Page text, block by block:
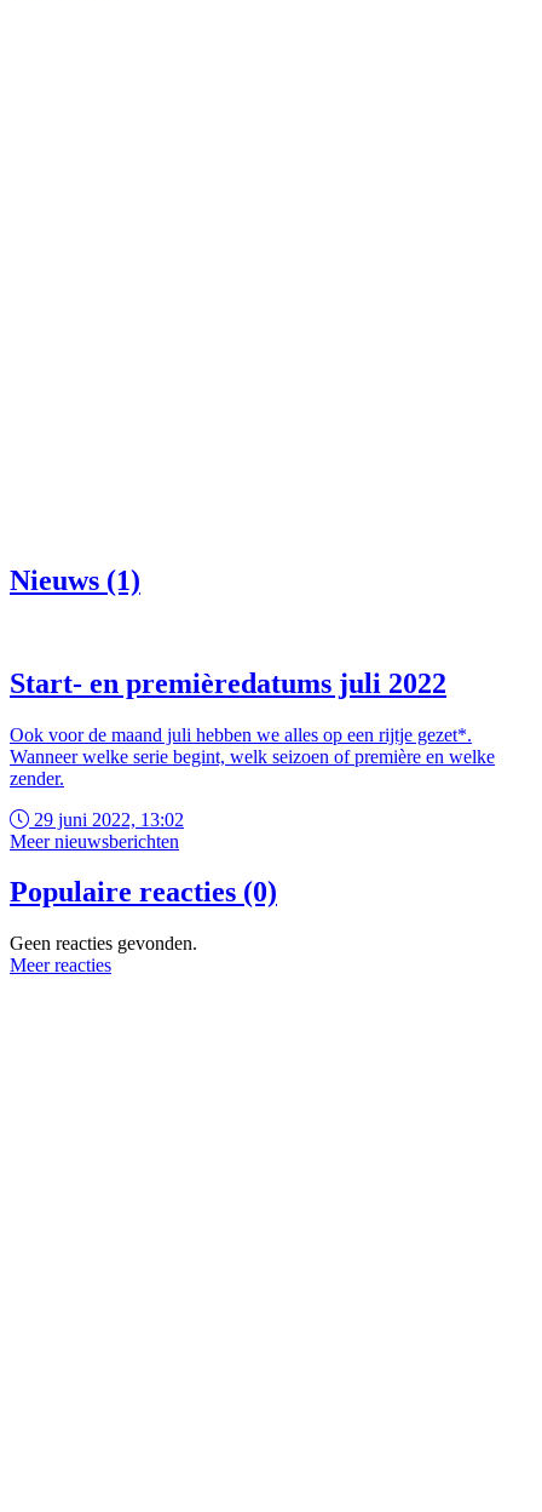
Nieuws (1)
Start- en premièredatums juli 2022
Ook voor de maand juli hebben we alles op een rijtje gezet*.
Wanneer welke serie begint, welk seizoen of première en welke
zender.
29 juni 2022, 13:02
Meer nieuwsberichten
Populaire reacties (0)
Geen reacties gevonden.
Meer reacties